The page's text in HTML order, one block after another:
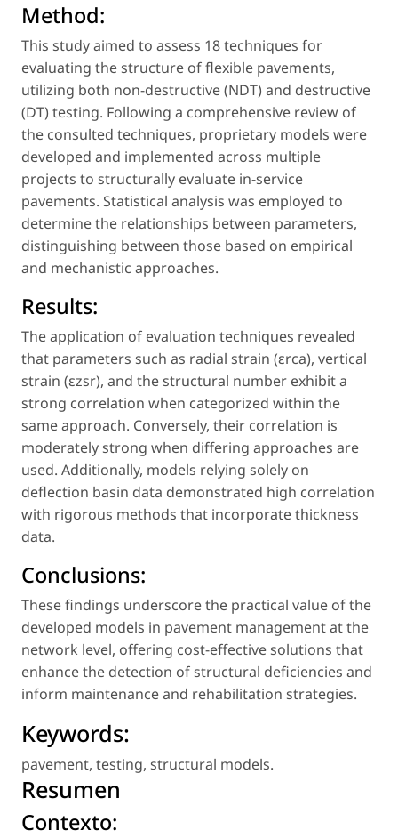
Method:
This study aimed to assess 18 techniques for
evaluating the structure of flexible pavements,
utilizing both non-destructive (NDT) and destructive
(DT) testing. Following a comprehensive review of
the consulted techniques, proprietary models were
developed and implemented across multiple
projects to structurally evaluate in-service
pavements. Statistical analysis was employed to
determine the relationships between parameters,
distinguishing between those based on empirical
and mechanistic approaches.
Results:
The application of evaluation techniques revealed
that parameters such as radial strain (εrca), vertical
strain (εzsr), and the structural number exhibit a
strong correlation when categorized within the
same approach. Conversely, their correlation is
moderately strong when differing approaches are
used. Additionally, models relying solely on
deflection basin data demonstrated high correlation
with rigorous methods that incorporate thickness
data.
Conclusions:
These findings underscore the practical value of the
developed models in pavement management at the
network level, offering cost-effective solutions that
enhance the detection of structural deficiencies and
inform maintenance and rehabilitation strategies.
Keywords:
pavement, testing, structural models.
Resumen
Contexto: